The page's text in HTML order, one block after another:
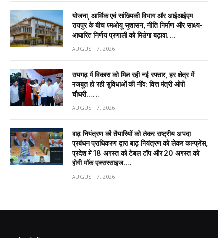
योजना, आर्थिक एवं सांख्यिकी विभाग और आईआईएम
रायपुर के बीच एमओयू सुशासन, नीति निर्माण और साक्ष्य-
आधारित निर्णय प्रणाली को मिलेगा बढ़ावा….
AUGUST 7, 2026
रायगढ़ में विकास को मिल रही नई रफ्तार, हर क्षेत्र में
मजबूत हो रही सुविधाओं की नींव: वित्त मंत्री ओपी
चौधरी……
AUGUST 7, 2026
बाढ़ नियंत्रण की तैयारियों को लेकर राष्ट्रीय आपदा
प्रबंधन प्राधिकरण द्वारा बाढ़ नियंत्रण को लेकर कान्फ्रेंस,
प्रदेश में 18 अगस्त को टेबल टॉप और 20 अगस्त को
होगी मॉक एक्सरसाइज….
AUGUST 7, 2026